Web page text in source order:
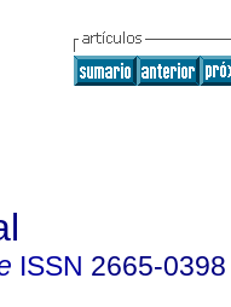
ISSN 2665-0398